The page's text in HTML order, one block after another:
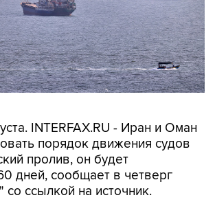
INTERFAX.RU - Иран и Оман
порядок движения судов
пролив, он будет
дней, сообщает в четверг
со ссылкой на источник.